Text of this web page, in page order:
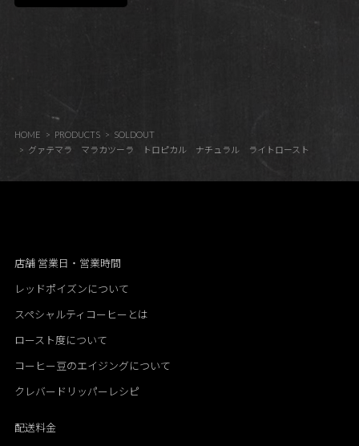
HOME PRODUCTS
SOLDOUT
グァテマラ マラカツーラ トロピカル ナチュラル ライトロースト
店舗 営業日・営業時間
レッドポイズンについて
スペシャルティコーヒーとは
ロースト度について
コーヒー豆のエイジングについて
クレバードリッパーレシピ
配送料金